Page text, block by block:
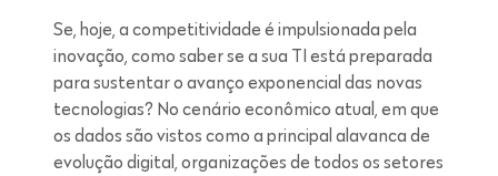
Se, hoje, a competitividade é impulsionada pela
inovação, como saber se a sua TI está preparada
para sustentar o avanço exponencial das novas
tecnologias? No cenário econômico atual, em que
os dados são vistos como a principal alavanca de
evolução digital, organizações de todos os setores